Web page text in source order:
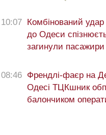
10:07 Комбінований удар
до Одеси
загинули пасажири
08:46 Френдлі-фаєр на
Одесі ТЦКшник
балончиком